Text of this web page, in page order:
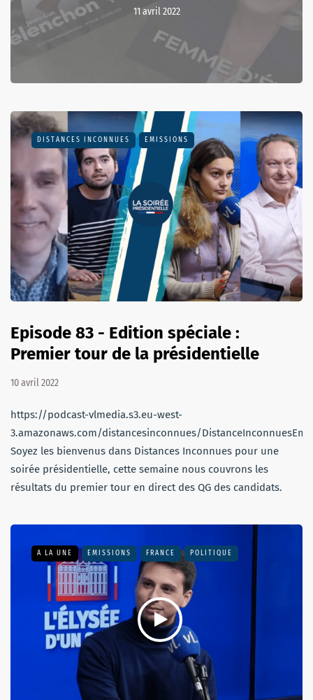
11 avril 2022
DISTANCES INCONNUES EMISSIONS
Episode 83 - Edition spéciale :
Premier tour de la présidentielle
10 avril 2022
https://podcast-vlmedia.s3.eu-west-
3.amazonaws.com/distancesinconnues/
Soyez les bienvenus dans Distances Inconnues pour une
soirée présidentielle, cette semaine nous couvrons les
résultats du premier tour en direct des QG des candidats.
A LA UNE EMISSIONS FRANCE POLITIQUE